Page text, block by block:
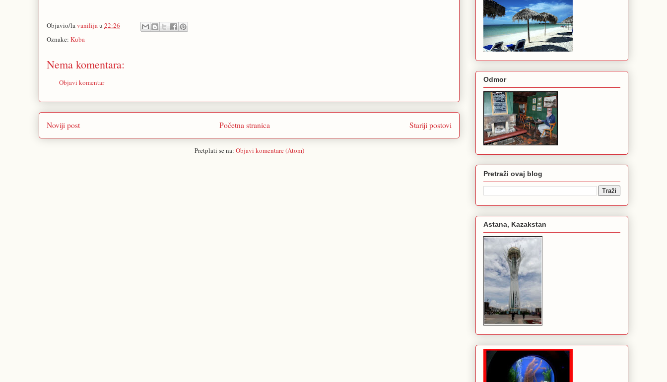
Objavio/lavanilijau 22:26
Oznake: Kuba
Nema komentara:
Objavi komentar
Noviji post Stariji postovi
Početna stranica
Pretplati se na: Objavi komentare (Atom)
Odmor
Pretraži ovaj blog
Astana, Kazakstan